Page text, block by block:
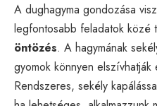
A dughagyma gondozása
legfontosabb feladatok közé
öntözés. A hagymának
gyomok könnyen
Rendszeres, sekély